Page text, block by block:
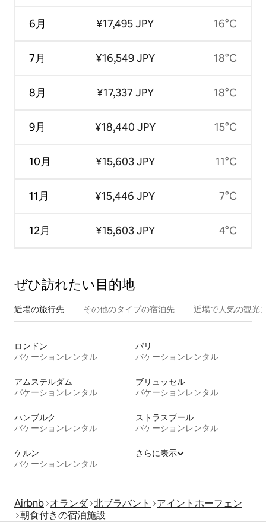
6月
7月
8月
9月
10月
11月
12月
¥17,495 JPY
¥16,549 JPY
¥17,337 JPY
¥18,440 JPY
¥15,603 JPY
¥15,446 JPY
¥15,603 JPY
16°C
18°C
18°C
15°C
11°C
7°C
4°C
ぜひ訪⁠れ⁠た⁠い目⁠的⁠地
近場の旅行先 その他のタ⁠イ⁠プ⁠の宿⁠泊⁠先 近場で人気の観光
ロンドン
バケーションレンタル
パリ
バケーションレンタル
アムステルダム
バケーションレンタル
ブリュッセル
バケーションレンタル
ハンブルク
バケーションレンタル
ストラスブール
バケーションレンタル
ケルン
バケーションレンタル
さらに表示
Airbnb オランダ 北ブラバント
アイントホーフェン
朝食付きの宿泊施設